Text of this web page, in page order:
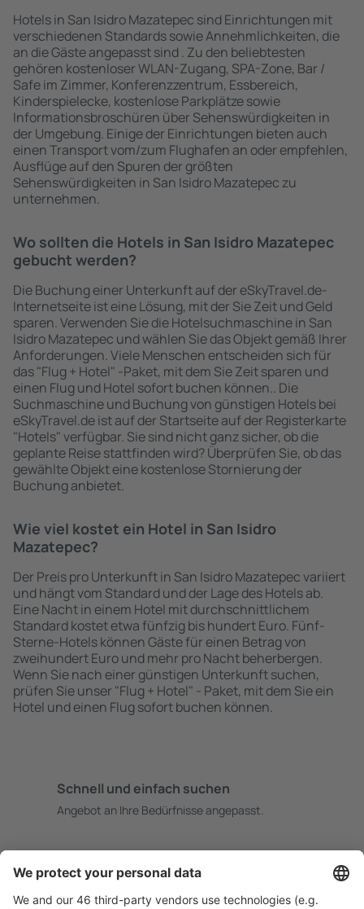
Hotels in San Isidro Mazatepec sind Einrichtungen mit
verschiedenen Standards sowie Annehmlichkeiten, die
an die Gäste angepasst sind . Zu den beliebtesten
gehören kostenloser WLAN-Zugang, SPA-Zone, Bar /
Safe im Zimmer, Konferenzzentrum, Essbereich,
Kinderspielecke, kostenlose Parkplätze sowie
Informationsbroschüren über Sehenswürdigkeiten in
der Umgebung. Einige der Einrichtungen bieten auch
einen Transport vom/zum Flughafen an oder empfehlen,
Ausflüge auf den Spuren der größten
Sehenswürdigkeiten in San Isidro Mazatepec zu
unternehmen.
Wo sollten die Hotels in San Isidro Mazatepec
gebucht werden?
Die Buchung einer Unterkunft auf der eSkyTravel.de-
Internetseite ist eine Lösung, mit der Sie Zeit und Geld
sparen. Verwenden Sie die Hotelsuchmaschine in San
Isidro Mazatepec und wählen Sie das Objekt gemäß Ihrer
Anforderungen. Viele Menschen entscheiden sich für
das "Flug + Hotel" -Paket, mit dem Sie Zeit sparen und
einen Flug und Hotel sofort buchen können.. Die
Suchmaschine und Buchung von günstigen Hotels bei
eSkyTravel.de ist auf der Startseite auf der Registerkarte
"Hotels" verfügbar. Sie sind nicht ganz sicher, ob die
geplante Reise stattfinden wird? Überprüfen Sie, ob das
gewählte Objekt eine kostenlose Stornierung der
Buchung anbietet.
Wie viel kostet ein Hotel in San Isidro
Mazatepec?
Der Preis pro Unterkunft in San Isidro Mazatepec variiert
und hängt vom Standard und der Lage des Hotels ab.
Eine Nacht in einem Hotel mit durchschnittlichem
Standard kostet etwa fünfzig bis hundert Euro. Fünf-
Sterne-Hotels können Gäste für einen Betrag von
zweihundert Euro und mehr pro Nacht beherbergen.
Wenn Sie nach einer günstigen Unterkunft suchen,
prüfen Sie unser "Flug + Hotel" - Paket, mit dem Sie ein
Hotel und einen Flug sofort buchen können.
Schnell und einfach suchen
Angebot an Ihre Bedürfnisse angepasst.
Buchen ohne Sorgen mit einer kostenlosen
Stornierungsoption.